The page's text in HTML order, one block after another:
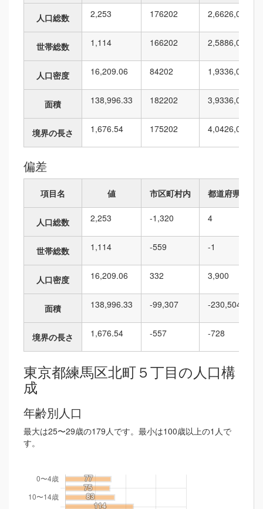
人口総数 2,253 176202 2,6626,010
世帯総数 1,114 166202 2,5886,010
人口密度 16,209.06 84202 1,9336,010
面積 138,996.33 182202 3,9336,010
境界の長さ 1,676.54 175202 4,0426,010
偏差
項目名 値 市区町村内 都道府県内
人口総数 2,253 -1,320 4
世帯総数 1,114 -559 -1
人口密度 16,209.06 332 3,900
面積 138,996.33 -99,307 -230,504
境界の長さ 1,676.54 -557 -728
東京都練馬区北町５丁目の人口構
成
年齢別人口
最大は25〜29歳の179人です。最小は100歳以上の1人で
す。